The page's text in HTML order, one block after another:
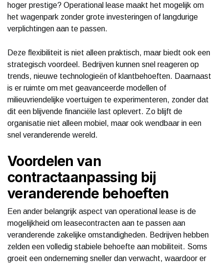
hoger prestige? Operational lease maakt het mogelijk om
het wagenpark zonder grote investeringen of langdurige
verplichtingen aan te passen.
Deze flexibiliteit is niet alleen praktisch, maar biedt ook een
strategisch voordeel. Bedrijven kunnen snel reageren op
trends, nieuwe technologieën of klantbehoeften. Daarnaast
is er ruimte om met geavanceerde modellen of
milieuvriendelijke voertuigen te experimenteren, zonder dat
dit een blijvende financiële last oplevert. Zo blijft de
organisatie niet alleen mobiel, maar ook wendbaar in een
snel veranderende wereld.
Voordelen van
contractaanpassing bij
veranderende behoeften
Een ander belangrijk aspect van operational lease is de
mogelijkheid om leasecontracten aan te passen aan
veranderende zakelijke omstandigheden. Bedrijven hebben
zelden een volledig stabiele behoefte aan mobiliteit. Soms
groeit een onderneming sneller dan verwacht, waardoor er